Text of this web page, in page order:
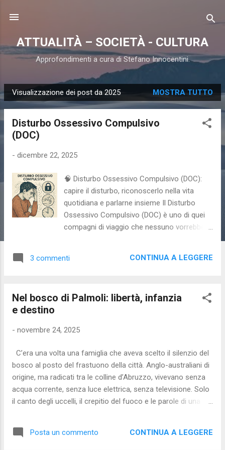
ATTUALITÀ – SOCIETÀ - CULTURA
Approfondimenti a cura di Stefano Innocentini.
P
o
Visualizzazione dei post da 2025 MOSTRA TUTTO
Disturbo Ossessivo Compulsivo
(DOC)
- dicembre 22, 2025
🧠 Disturbo Ossessivo Compulsivo (DOC):
capire il disturbo, riconoscerlo nella vita
quotidiana e parlarne insieme Il Disturbo
Ossessivo Compulsivo (DOC) è uno di quei
compagni di viaggio che nessuno vorrebbe
quando te ne accorgi, ha già preso posto
non vuole spegnersi, un dubbio che torna
un vezzo, non è “essere troppo precisi”. È un
molto pesante da gestire, soprattutto
quando non si sa cosa sta succedendo. 🔍
Che cos’è il DOC? Una spiegazione semplice
e concreta Il DOC si muove su due binari: ✅
Ossessioni Sono pensieri che arrivano
serena. Non li scegli, non li vuoi, ma si
3 commenti CONTINUA A LEGGERE
Nel bosco di Palmoli: libertà, infanzia
e destino
- novembre 24, 2025
C’era una volta una famiglia che aveva scelto il silenzio del
bosco al posto del frastuono della città. Anglo-australiani di
origine, ma radicati tra le colline d’Abruzzo, vivevano senza
acqua corrente, senza luce elettrica, senza televisione. Solo
il canto degli uccelli, il crepitio del fuoco e le parole di una
non aveva mai potuto offrire. Per anni la loro vita alternativa
è scivolata come un ruscello nascosto, lontano dagli occhi
Posta un commento CONTINUA A LEGGERE